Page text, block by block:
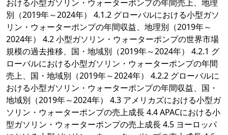
おける小型ガソリン・ウォーターポンプの年間売上、地理
別（2019年～2024年） 4.1.2 グローバルにおける小型ガソ
リン・ウォーターポンプの年間収益、地理別（2019年～
2024年） 4.2 小型ガソリン・ウォーターポンプの世界市場
規模の過去推移、国・地域別（2019年～2024年） 4.2.1 グ
ローバルにおける小型ガソリン・ウォーターポンプの年間
売上、国・地域別（2019年～2024年） 4.2.2 グローバルに
おける小型ガソリン・ウォーターポンプの年間収益、国・
地域別（2019年～2024年） 4.3 アメリカズにおける小型ガ
ソリン・ウォーターポンプの売上成長 4.4 APACにおける小
型ガソリン・ウォーターポンプの売上成長 4.5 ヨーロッパ